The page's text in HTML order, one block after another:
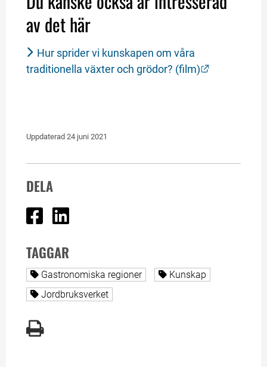
av det här
Hur sprider vi kunskapen om våra
traditionella växter och grödor? (film)
Länk till
Uppdaterad 24 juni 2021
DELA
Dela på Facebook
TAGGAR
Alla sidor taggade med
Gastronomiska regioner Alla sidor taggade med
Kunskap
Alla sidor taggade med
Jordbruksverket